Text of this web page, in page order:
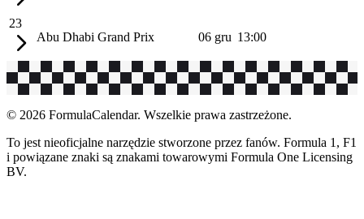
23
Abu Dhabi Grand Prix
06 gru 13:00
© 2026 FormulaCalendar. Wszelkie prawa zastrzeżone.
To jest nieoficjalne narzędzie stworzone przez fanów. Formula 1, F1
i powiązane znaki są znakami towarowymi Formula One Licensing
BV.